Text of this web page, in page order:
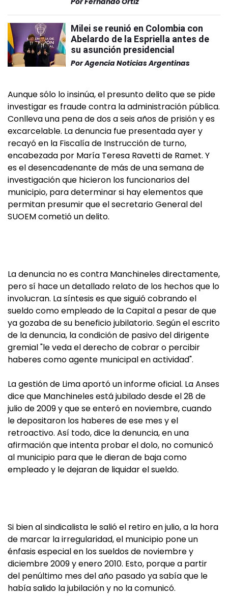
Milei se reunió en Colombia con
Abelardo de la Espriella antes de
su asunción presidencial
PorAgencia Noticias Argentinas
Aunque sólo lo insinúa, el presunto delito que se pide
investigar es fraude contra la administración pública.
Conlleva una pena de dos a seis años de prisión y es
excarcelable. La denuncia fue presentada ayer y
recayó en la Fiscalía de Instrucción de turno,
encabezada por María Teresa Ravetti de Ramet. Y
es el desencadenante de más de una semana de
investigación que hicieron los funcionarios del
municipio, para determinar si hay elementos que
permitan presumir que el secretario General del
SUOEM cometió un delito.
La denuncia no es contra Manchineles directamente,
pero sí hace un detallado relato de los hechos que lo
involucran. La síntesis es que siguió cobrando el
sueldo como empleado de la Capital a pesar de que
ya gozaba de su beneficio jubilatorio. Según el escrito
de la denuncia, la condición de pasivo del dirigente
gremial "le veda el derecho de cobrar o percibir
haberes como agente municipal en actividad".
La gestión de Lima aportó un informe oficial. La Anses
dice que Manchineles está jubilado desde el 28 de
julio de 2009 y que se enteró en noviembre, cuando
le depositaron los haberes de ese mes y el
retroactivo. Así todo, dice la denuncia, en una
afirmación que intenta probar el dolo, no comunicó
al municipio para que le dieran de baja como
empleado y le dejaran de liquidar el sueldo.
Si bien al sindicalista le salió el retiro en julio, a la hora
de marcar la irregularidad, el municipio pone un
énfasis especial en los sueldos de noviembre y
diciembre 2009 y enero 2010. Esto, porque a partir
del penúltimo mes del año pasado ya sabía que le
había salido la jubilación y no la comunicó.